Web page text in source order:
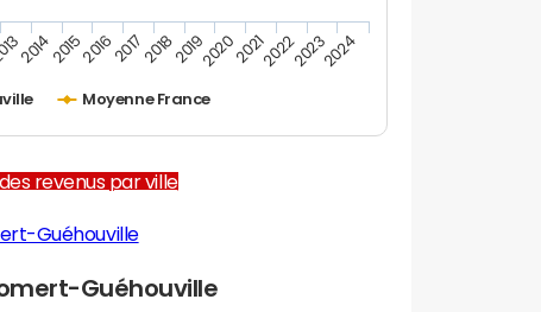
Moyenne France
20142015201620172018201920202021202220232024
revenus par ville
Guéhouville
Guéhouville